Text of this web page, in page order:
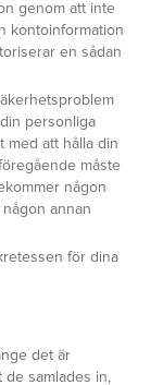
genom att inte
kontoinformation
en sådan
personliga
med att hålla din
måste
någon
annan
för dina
det är
samlades in,